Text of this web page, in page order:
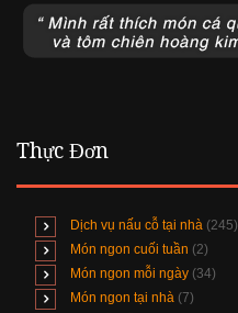
Thực Đơn
Dịch vụ nấu cỗ tại nhà (245)
Món ngon cuối tuần (2)
Món ngon mỗi ngày (34)
Món ngon tại nhà (7)